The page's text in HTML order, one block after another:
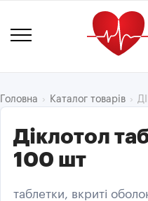
Головна Каталог товарів
Діклотол
100 шт
таблетки, вкриті